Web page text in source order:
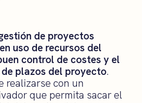
de proyectos
uso de recursos del
control de costes y el
plazos del proyecto.
realizarse con un
que permita sacar el